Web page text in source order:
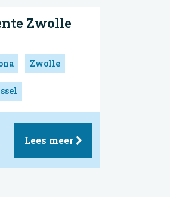
Zwolle
Zwolle
Lees meer